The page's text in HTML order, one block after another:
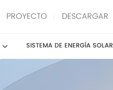
PROYECTO DESCARGAR
SISTEMA DE ENERGÍA SOLAR